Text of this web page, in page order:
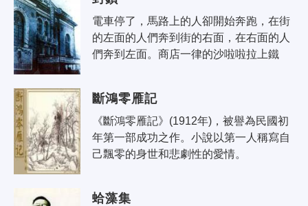
自私一..
電車停了，馬路上的人卻開始奔跑，在街
的左面的人們奔到街的右面，在右面的人
們奔到左面。商店一律的沙啦啦拉上鐵
哪，..
斷鴻零雁記
《斷鴻零雁記》(1912年)，被譽為民國初
年第一部成功之作。小說以第一人稱寫自
己飄零的身世和悲劇性的愛情。
蛤藻集